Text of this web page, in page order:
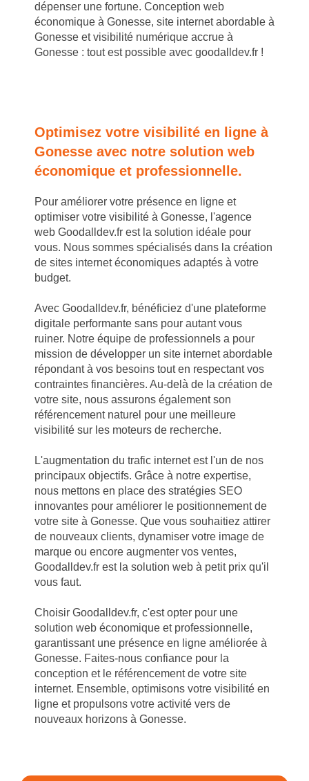
dépenser une fortune. Conception web
économique à Gonesse, site internet abordable à
Gonesse et visibilité numérique accrue à
Gonesse : tout est possible avec goodalldev.fr !
Optimisez votre visibilité en ligne à
Gonesse avec notre solution web
économique et professionnelle.
Pour améliorer votre présence en ligne et
optimiser votre visibilité à Gonesse, l'agence
web Goodalldev.fr est la solution idéale pour
vous. Nous sommes spécialisés dans la création
de sites internet économiques adaptés à votre
budget.
Avec Goodalldev.fr, bénéficiez d'une plateforme
digitale performante sans pour autant vous
ruiner. Notre équipe de professionnels a pour
mission de développer un site internet abordable
répondant à vos besoins tout en respectant vos
contraintes financières. Au-delà de la création de
votre site, nous assurons également son
référencement naturel pour une meilleure
visibilité sur les moteurs de recherche.
L'augmentation du trafic internet est l'un de nos
principaux objectifs. Grâce à notre expertise,
nous mettons en place des stratégies SEO
innovantes pour améliorer le positionnement de
votre site à Gonesse. Que vous souhaitiez attirer
de nouveaux clients, dynamiser votre image de
marque ou encore augmenter vos ventes,
Goodalldev.fr est la solution web à petit prix qu'il
vous faut.
Choisir Goodalldev.fr, c'est opter pour une
solution web économique et professionnelle,
garantissant une présence en ligne améliorée à
Gonesse. Faites-nous confiance pour la
conception et le référencement de votre site
internet. Ensemble, optimisons votre visibilité en
ligne et propulsons votre activité vers de
nouveaux horizons à Gonesse.